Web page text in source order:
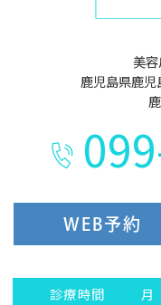
美
鹿児島県鹿
WEB予約
診療時間 月